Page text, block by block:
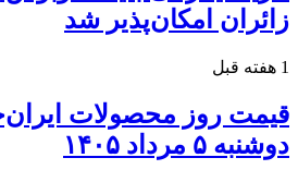
زائران امکان‌پذیر شد
1 هفته قبل
قیمت روز محصولات
دوشنبه ۵ مرداد ۱۴۰۵